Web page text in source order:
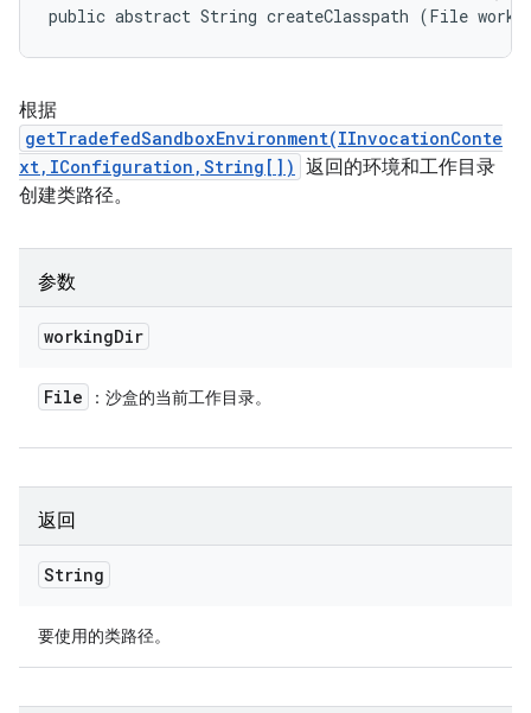
public abstract String createClasspath (File
根据
getTradefedSandboxEnvironment(IInvocationConte
xt,IConfiguration,String[]) 返回的环境和工作目录
创建类路径。
参数
workingDir
File ：沙盒的当前工作目录。
返回
String
要使用的类路径。